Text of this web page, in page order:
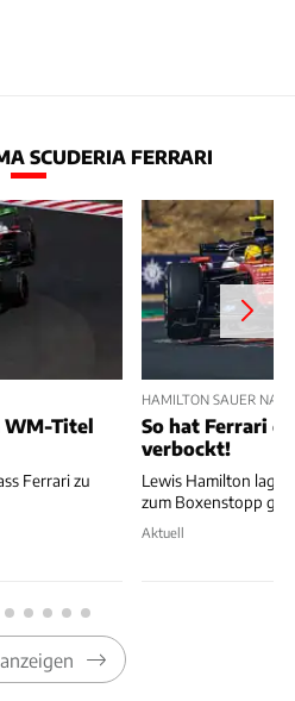
SCUDERIA FERRARI
WM-Titel
Ferrari zu
HAMILTON SAUER
So hat Ferrari
verbockt!
Lewis Hamilton lag
zum Boxenstopp
Aktuell